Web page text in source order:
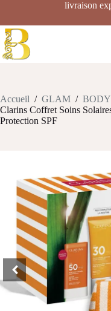
contenu
livraison
Accueil / GLAM /
Clarins Coffret Soins
Protection SPF